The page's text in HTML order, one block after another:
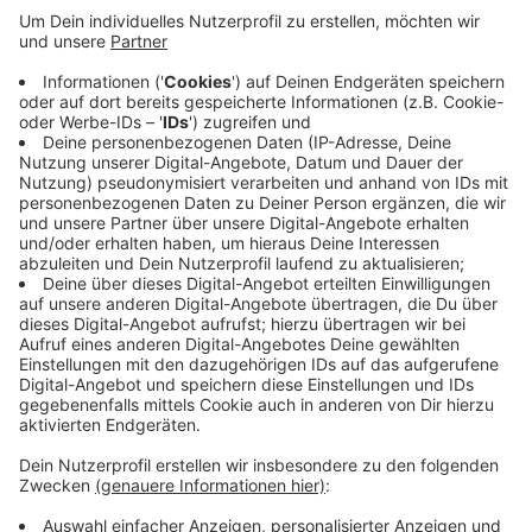
Veröffentlicht:Donnerstag, 23.04.2020 13:44
Anzeige
Außerdem soll über die Elternbeiträge für Kitas,
Tagesmütter und die OGS gesprochen werden. Der
Rat tagt um 18 Uhr im Schloss Neersen.
Anzeige